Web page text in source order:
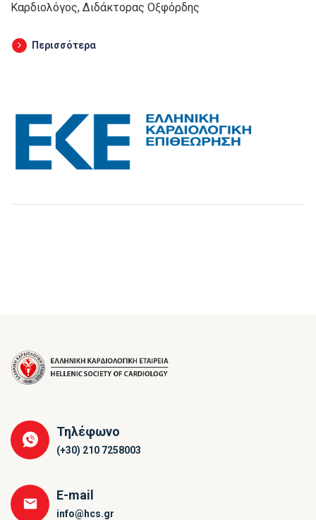
Καρδιολόγος, Διδάκτορας Οξφόρδης
Περισσότερα
Τηλέφωνο
(+30) 210 7258003
E-mail
info@hcs.gr